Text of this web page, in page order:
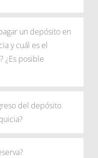
un depósito en
y cuál es el
¿Es posible
del depósito